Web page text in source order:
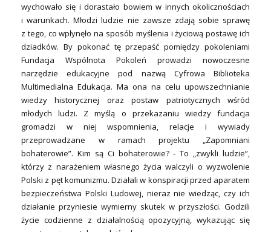
wychowało się i dorastało bowiem w innych okolicznościach
i warunkach. Młodzi ludzie nie zawsze zdają sobie sprawę
z tego, co wpłynęło na sposób myślenia i życiową postawę ich
dziadków. By pokonać tę przepaść pomiędzy pokoleniami
Fundacja Wspólnota Pokoleń prowadzi nowoczesne
narzędzie edukacyjne pod nazwą Cyfrowa Biblioteka
Multimedialna Edukacja. Ma ona na celu upowszechnianie
wiedzy historycznej oraz postaw patriotycznych wśród
młodych ludzi. Z myślą o przekazaniu wiedzy fundacja
gromadzi w niej wspomnienia, relacje i wywiady
przeprowadzane w ramach projektu „Zapomniani
bohaterowie”. Kim są Ci bohaterowie? - To „zwykli ludzie”,
którzy z narażeniem własnego życia walczyli o wyzwolenie
Polski z pęt komunizmu. Działali w konspiracji przed aparatem
bezpieczeństwa Polski Ludowej, nieraz nie wiedząc, czy ich
działanie przyniesie wymierny skutek w przyszłości. Godzili
życie codzienne z działalnością opozycyjną, wykazując się